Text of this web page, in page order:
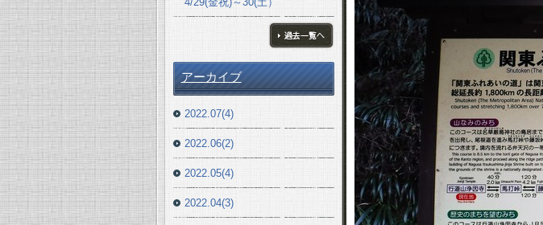
アーカイブ
2022.07(4)
2022.06(2)
2022.05(4)
2022.04(3)